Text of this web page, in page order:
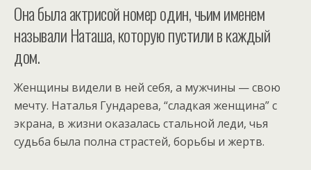
Она была актрисой номер один, чьим именем
называли Наташа, которую пустили в каждый
дом.
Женщины видели в ней себя, а мужчины — свою
мечту. Наталья Гундарева, “сладкая женщина” с
экрана, в жизни оказалась стальной леди, чья
судьба была полна страстей, борьбы и жертв.